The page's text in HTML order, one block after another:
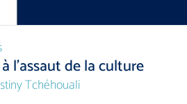
l’assaut de la culture
Tchéhouali